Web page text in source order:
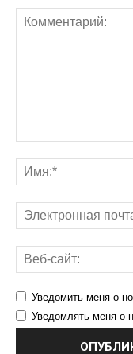
Уведомить меня о
Уведомлять меня о